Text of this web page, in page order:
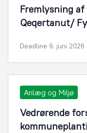
Fremlysning
Qeqertanut/
Deadline 9. juni 2026
Anlæg og Miljø
Vedrørende